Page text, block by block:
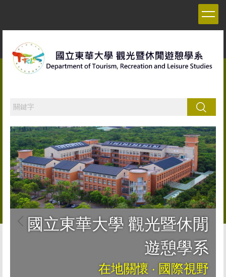
搜尋
國立東華大學 觀光暨休閒
遊憩學系
在地關懷 ‧ 國際視野